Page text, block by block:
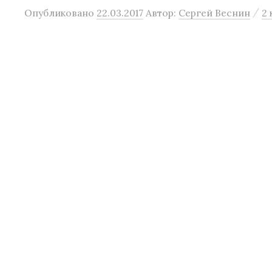
Опубликовано 22.03.2017 Автор: Сергей Веснин / 2